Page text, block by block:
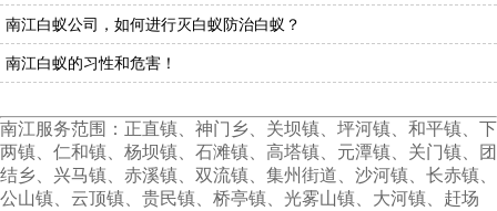
南江白蚁公司，如何进行灭白蚁防治白蚁？
南江白蚁的习性和危害！
南江服务范围：正直镇、神门乡、关坝镇、坪河镇、和平镇、下
两镇、仁和镇、杨坝镇、石滩镇、高塔镇、元潭镇、关门镇、团
结乡、兴马镇、赤溪镇、双流镇、集州街道、沙河镇、长赤镇、
公山镇、云顶镇、贵民镇、桥亭镇、光雾山镇、大河镇、赶场